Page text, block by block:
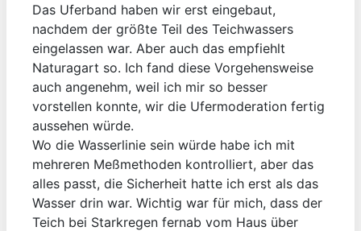
Das Uferband haben wir erst eingebaut,
nachdem der größte Teil des Teichwassers
eingelassen war. Aber auch das empfiehlt
Naturagart so. Ich fand diese Vorgehensweise
auch angenehm, weil ich mir so besser
vorstellen konnte, wir die Ufermoderation fertig
aussehen würde.
Wo die Wasserlinie sein würde habe ich mit
mehreren Meßmethoden kontrolliert, aber das
alles passt, die Sicherheit hatte ich erst als das
Wasser drin war. Wichtig war für mich, dass der
Teich bei Starkregen fernab vom Haus über